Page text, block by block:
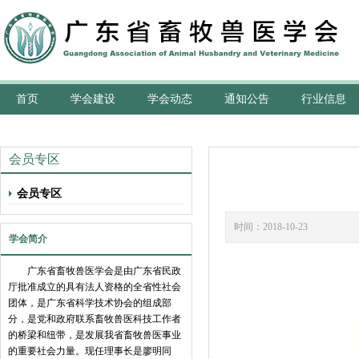
首页 学会建设 学会动态 通知公告 行业信息
会员专区
会员专区
学会简介
广东省畜牧兽医学会是由广东省民政
厅批准成立的具有法人资格的全省性社会
团体，是广东省科学技术协会的组成部
分，是党和政府联系畜牧兽医科技工作者
的桥梁和纽带，是发展我省畜牧兽医事业
的重要社会力量。现任理事长是廖明同
时间：2018-10-